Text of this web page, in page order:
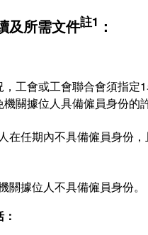
及所需文件註1 ：
，工會或工會聯合會須指定
關據位人具備僱員身份的
在任期內不具備僱員身份
關據位人不具備僱員身份。